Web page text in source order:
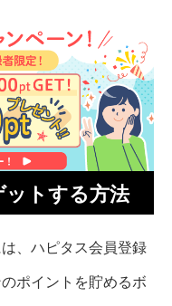
トする方法
、ハピタス会員登録
ポイントを貯めるボ